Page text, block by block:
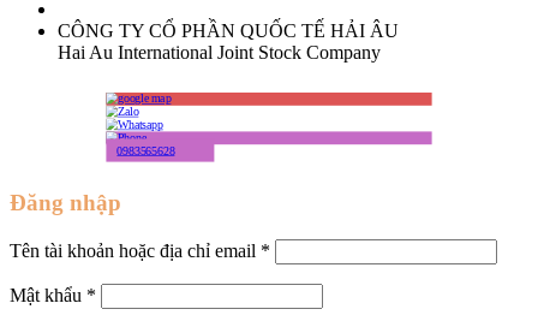
CÔNG TY CỔ PHẦN QUỐC TẾ HẢI ÂU
Hai Au International Joint Stock Company
0983565628
Đăng nhập
Tên tài khoản hoặc địa chỉ email *
Mật khẩu *